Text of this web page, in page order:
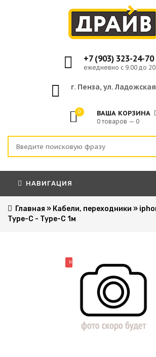
+7 (903) 323-24-70
ежедневно с 9.00 до
г. Пенза, ул.
0 ВАША КОРЗИНА
0 товаров — 0
НАВИГАЦИЯ
Главная » Кабели, переходники »
Type-C - Type-C 1м
НОВИНКА